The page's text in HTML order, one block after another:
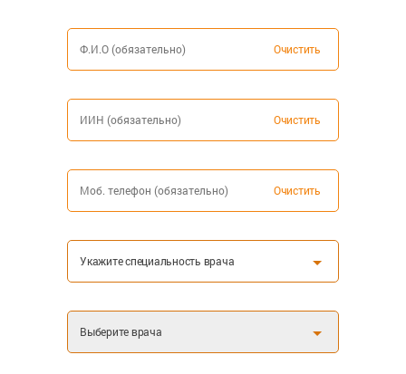
Очистить
Очистить
Очистить
Укажите специальность врача
Выберите врача